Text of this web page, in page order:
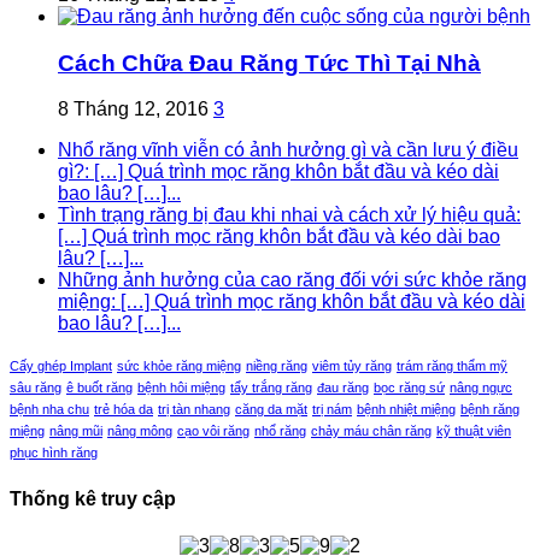
Cách Chữa Đau Răng Tức Thì Tại Nhà
8 Tháng 12, 2016 3
Nhổ răng vĩnh viễn có ảnh hưởng gì và cần lưu ý điều
gì?: […] Quá trình mọc răng khôn bắt đầu và kéo dài
bao lâu? […]...
Tình trạng răng bị đau khi nhai và cách xử lý hiệu quả:
[…] Quá trình mọc răng khôn bắt đầu và kéo dài bao
lâu? […]...
Những ảnh hưởng của cao răng đối với sức khỏe răng
miệng: […] Quá trình mọc răng khôn bắt đầu và kéo dài
bao lâu? […]...
Cấy ghép Implant sức khỏe răng miệng niềng răng viêm tủy răng trám răng thẩm mỹ
sâu răng ê buốt răng bệnh hôi miệng tẩy trắng răng đau răng bọc răng sứ nâng ngực
bệnh nha chu trẻ hóa da trị tàn nhang căng da mặt trị nám bệnh nhiệt miệng bệnh răng
miệng nâng mũi nâng mông cạo vôi răng nhổ răng chảy máu chân răng kỹ thuật viên
phục hình răng
Thống kê truy cập